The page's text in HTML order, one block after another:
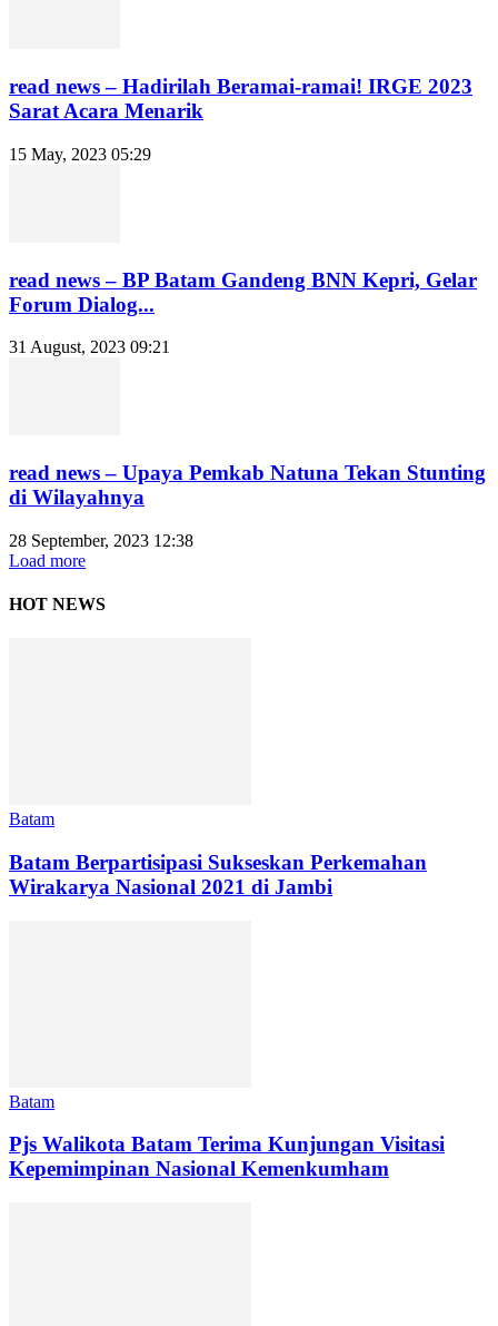
read news – Hadirilah Beramai-ramai! IRGE 2023
Sarat Acara Menarik
15 May, 2023 05:29
read news – BP Batam Gandeng BNN Kepri, Gelar
Forum Dialog...
31 August, 2023 09:21
read news – Upaya Pemkab Natuna Tekan Stunting
di Wilayahnya
28 September, 2023 12:38
Load more
HOT NEWS
Batam
Batam Berpartisipasi Sukseskan Perkemahan
Wirakarya Nasional 2021 di Jambi
Batam
Pjs Walikota Batam Terima Kunjungan Visitasi
Kepemimpinan Nasional Kemenkumham